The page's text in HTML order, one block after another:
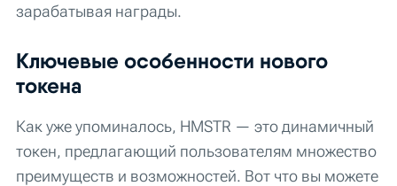
зарабатывая награды.
Ключевые особенности нового
токена
Как уже упоминалось, HMSTR — это динамичный
токен, предлагающий пользователям множество
преимуществ и возможностей. Вот что вы можете